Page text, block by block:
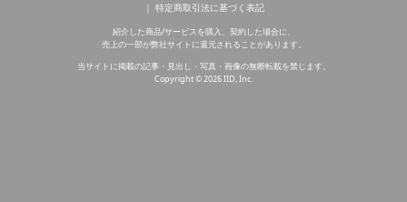
特定商取引法に基づく表記
紹介した商品/サービスを購入、契約した場合に、
売上の一部が弊社サイトに還元されることがあります。
当サイトに掲載の記事・見出し・写真・画像の無断転載を禁じます。
Copyright © 2026 IID, Inc.